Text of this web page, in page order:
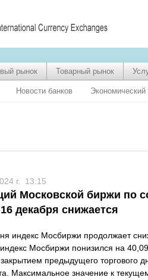
рынок Товарный рынок
Новости банков Экономический
г. 13:15
Московской биржи по
декабря снижается
индекс Мосбиржи продолжает
Мосбиржи понизился на
предыдущего торгового
Максимальное значение к